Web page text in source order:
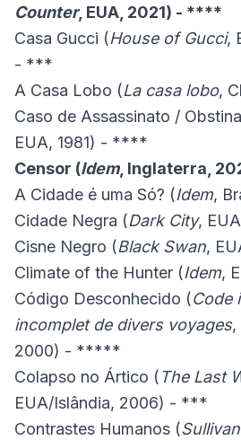
Counter, EUA, 2021) - ****
Casa Gucci (House of Gucci,
- ***
A Casa Lobo (La casa lobo,
Caso de Assassinato /
EUA, 1981) - ****
Censor (Idem, Inglaterra,
A Cidade é uma Só? (Idem,
Cidade Negra (Dark City,
Cisne Negro (Black Swan,
Climate of the Hunter (Idem,
Código Desconhecido (Code
incomplet de divers voyages,
2000) - *****
Colapso no Ártico ( The Last
EUA/Islândia, 2006) - ***
Contrastes Humanos (